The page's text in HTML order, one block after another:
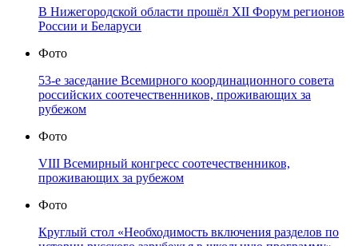
В Нижегородской области прошёл XII Форум регионов
России и Беларуси
Фото
53-е заседание Всемирного координационного совета
российских соотечественников, проживающих за
рубежом
Фото
VIII Всемирный конгресс соотечественников,
проживающих за рубежом
Фото
Круглый стол «Необходимость включения разделов по